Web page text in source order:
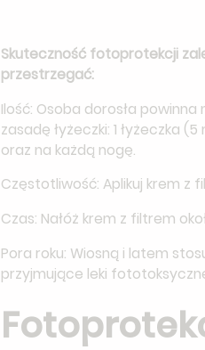
Skuteczność fotoprotekcji
przestrzegać:
Ilość: Osoba dorosła
zasadę łyżeczki: 1 łyżeczka
oraz na każdą nogę.
Częstotliwość: Aplikuj krem z
Czas: Nałóż krem z filtrem
Pora roku: Wiosną i latem
przyjmujące leki